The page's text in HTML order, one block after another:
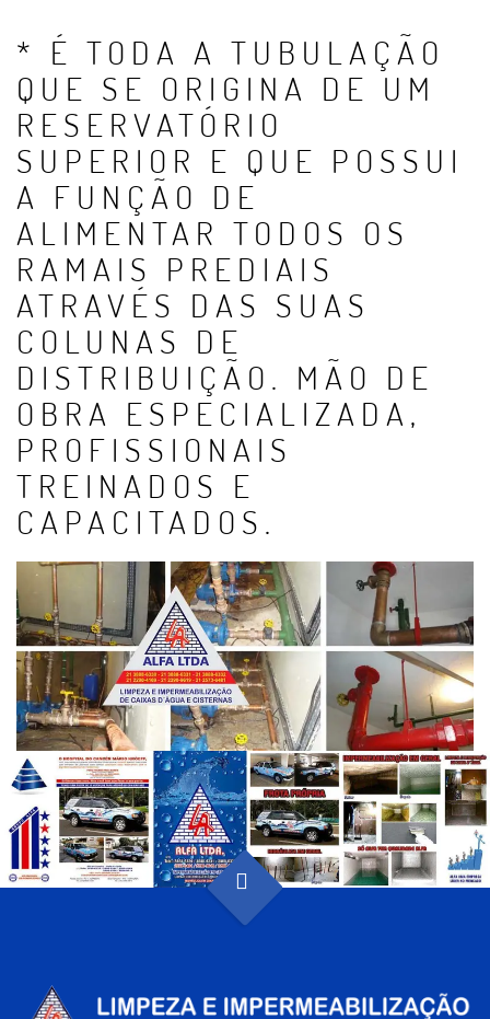
* É TODA A TUBULAÇÃO
QUE SE ORIGINA DE UM
RESERVATÓRIO
SUPERIOR E QUE POSSUI
A FUNÇÃO DE
ALIMENTAR TODOS OS
RAMAIS PREDIAIS
ATRAVÉS DAS SUAS
COLUNAS DE
DISTRIBUIÇÃO. MÃO DE
OBRA ESPECIALIZADA,
PROFISSIONAIS
TREINADOS E
CAPACITADOS.